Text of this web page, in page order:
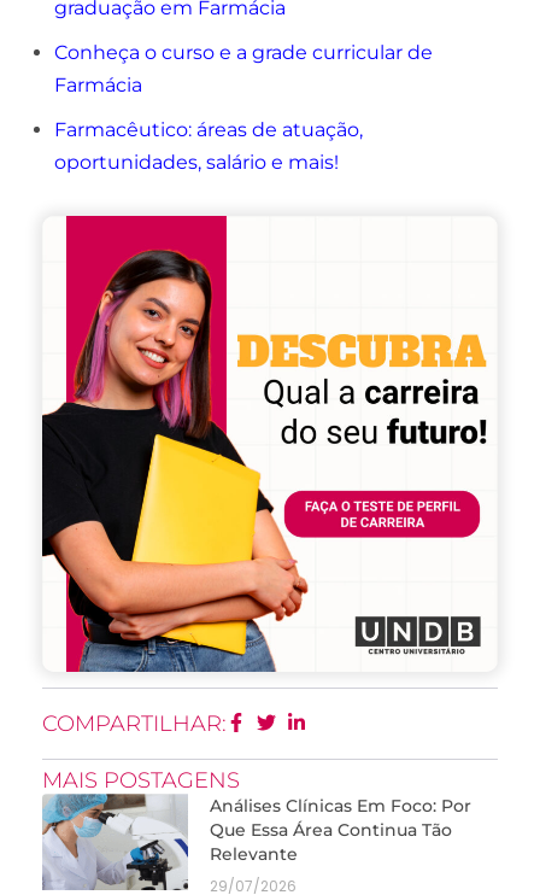
graduação em Farmácia
Conheça o curso e a grade curricular de
Farmácia
Farmacêutico: áreas de atuação,
oportunidades, salário e mais!
COMPARTILHAR:
MAIS POSTAGENS
Análises Clínicas Em Foco: Por
Que Essa Área Continua Tão
Relevante
29/07/2026